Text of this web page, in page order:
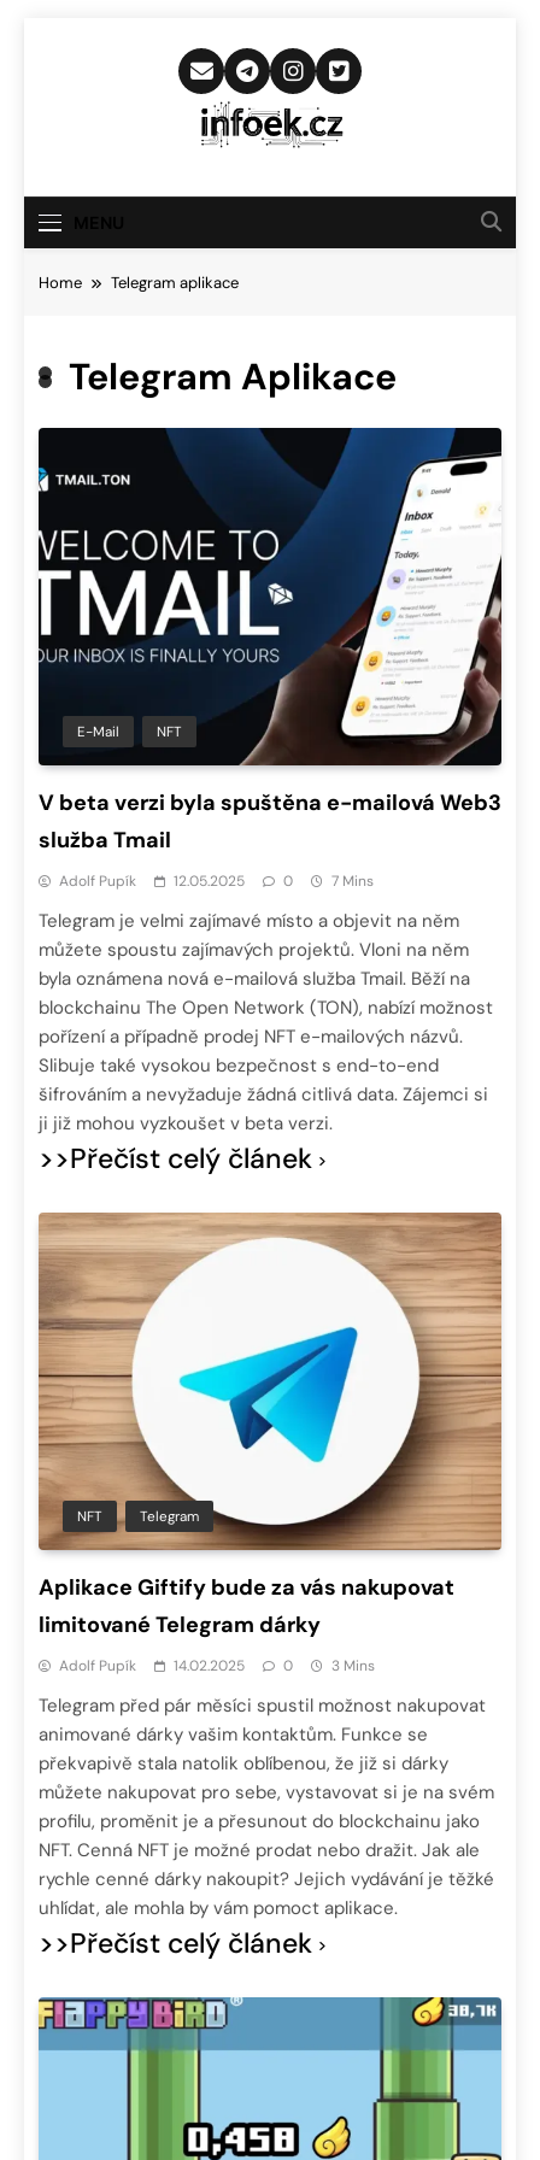
Infoek.cz
Novinkám
Home Telegram aplikace
Telegram Aplikace
E-Mail NFT
V beta verzi byla spuštěna e-mailová Web3
služba Tmail
Adolf Pupík 12.05.2025 0 7 Mins
Telegram je velmi zajímavé místo a objevit na něm
můžete spoustu zajímavých projektů. Vloni na něm
byla oznámena nová e-mailová služba Tmail. Běží na
blockchainu The Open Network (TON), nabízí možnost
pořízení a případně prodej NFT e-mailových názvů.
Slibuje také vysokou bezpečnost s end-to-end
šifrováním a nevyžaduje žádná citlivá data. Zájemci si
ji již mohou vyzkoušet v beta verzi.
>>Přečíst celý článek
NFT Telegram
Aplikace Giftify bude za vás nakupovat
limitované Telegram dárky
Adolf Pupík 14.02.2025 0 3 Mins
Telegram před pár měsíci spustil možnost nakupovat
animované dárky vašim kontaktům. Funkce se
překvapivě stala natolik oblíbenou, že již si dárky
můžete nakupovat pro sebe, vystavovat si je na svém
profilu, proměnit je a přesunout do blockchainu jako
NFT. Cenná NFT je možné prodat nebo dražit. Jak ale
rychle cenné dárky nakoupit? Jejich vydávání je těžké
uhlídat, ale mohla by vám pomoct aplikace.
>>Přečíst celý článek